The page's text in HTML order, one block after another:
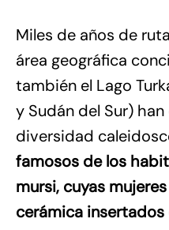
Miles de años de
área geográfica
también el Lago
y Sudán del Sur)
diversidad
famosos de los
mursi, cuyas
cerámica